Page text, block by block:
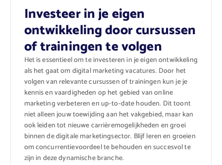
Investeer in je eigen
ontwikkeling door cursussen
of trainingen te volgen
Het is essentieel om te investeren in je eigen ontwikkeling
als het gaat om digital marketing vacatures. Door het
volgen van relevante cursussen of trainingen kun je je
kennis en vaardigheden op het gebied van online
marketing verbeteren en up-to-date houden. Dit toont
niet alleen jouw toewijding aan het vakgebied, maar kan
ook leiden tot nieuwe carrièremogelijkheden en groei
binnen de digitale marketingsector. Blijf leren en groeien
om concurrentievoordeel te behouden en succesvol te
zijn in deze dynamische branche.